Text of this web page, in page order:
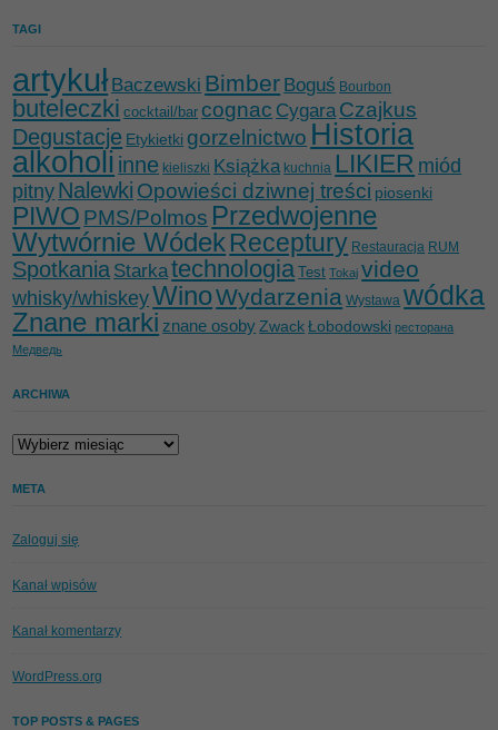
TAGI
artykułBaczewski Bimber Boguś Bourbon
buteleczki cocktail/bar cognac CygaraCzajkus
Degustacje Etykietki gorzelnictwo Historia
alkoholi inne kieliszki Książka kuchnia LIKIER miód
pitny Nalewki Opowieści dziwnej treści piosenki
PIWO PMS/Polmos Przedwojenne
Wytwórnie WódekReceptury Restauracja RUM
Spotkania Starkatechnologia Test Tokaj video
whisky/whiskeyWinoWydarzenia Wystawa wódka
Znane marki znane osoby Zwack Łobodowski ресторана
Медведь
ARCHIWA
Archiwa
META
Zaloguj się
Kanał wpisów
Kanał komentarzy
WordPress.org
TOP POSTS & PAGES